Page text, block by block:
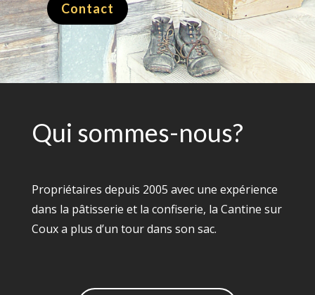
Contact
Qui sommes-nous?
Propriétaires depuis 2005 avec une expérience
dans la pâtisserie et la confiserie, la Cantine sur
Coux a plus d’un tour dans son sac.